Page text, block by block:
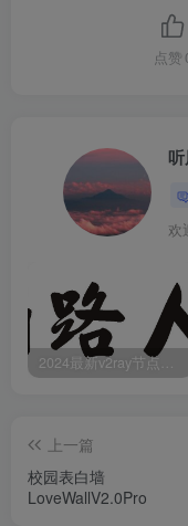
点赞
欢
2024最新v2ray节点免费分享-05.08附ss/vmess节点订阅
上一篇
校园表白墙
LoveWallV2.0Pro